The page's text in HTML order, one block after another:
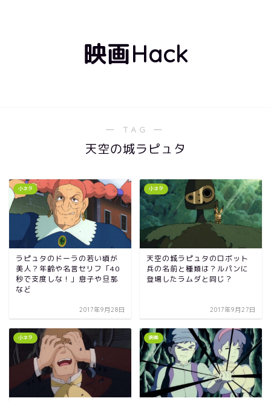
映画Hack
― TAG ―
天空の城ラピュタ
小ネタ
ラピュタのドーラの若い頃が
美人？年齢や名言セリフ「40
秒で支度しな！」息子や旦那
など
2017年9月28日
小ネタ
天空の城ラピュタのロボット
兵の名前と種類は？ルパンに
登場したラムダと同じ？
2017年9月27日
小ネタ 映画